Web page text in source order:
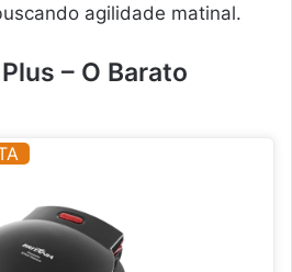
agilidade matinal.
– O Barato